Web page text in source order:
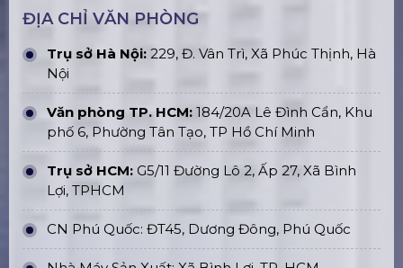
ĐỊA CHỈ VĂN PHÒNG
Trụ sở Hà Nội: 229, Đ. Vân Trì, Xã Phúc Thịnh, Hà
Nội
Văn phòng TP. HCM: 184/20A Lê Đình Cẩn, Khu
phố 6, Phường Tân Tạo, TP Hồ Chí Minh
Trụ sở HCM: G5/11 Đường Lô 2, Ấp 27, Xã Bình
Lợi, TPHCM
CN Phú Quốc: ĐT45, Dương Đông, Phú Quốc